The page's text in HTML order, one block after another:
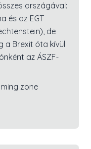
országával:
és az EGT
de
a Brexit óta kívül
az ÁSZF-
zone